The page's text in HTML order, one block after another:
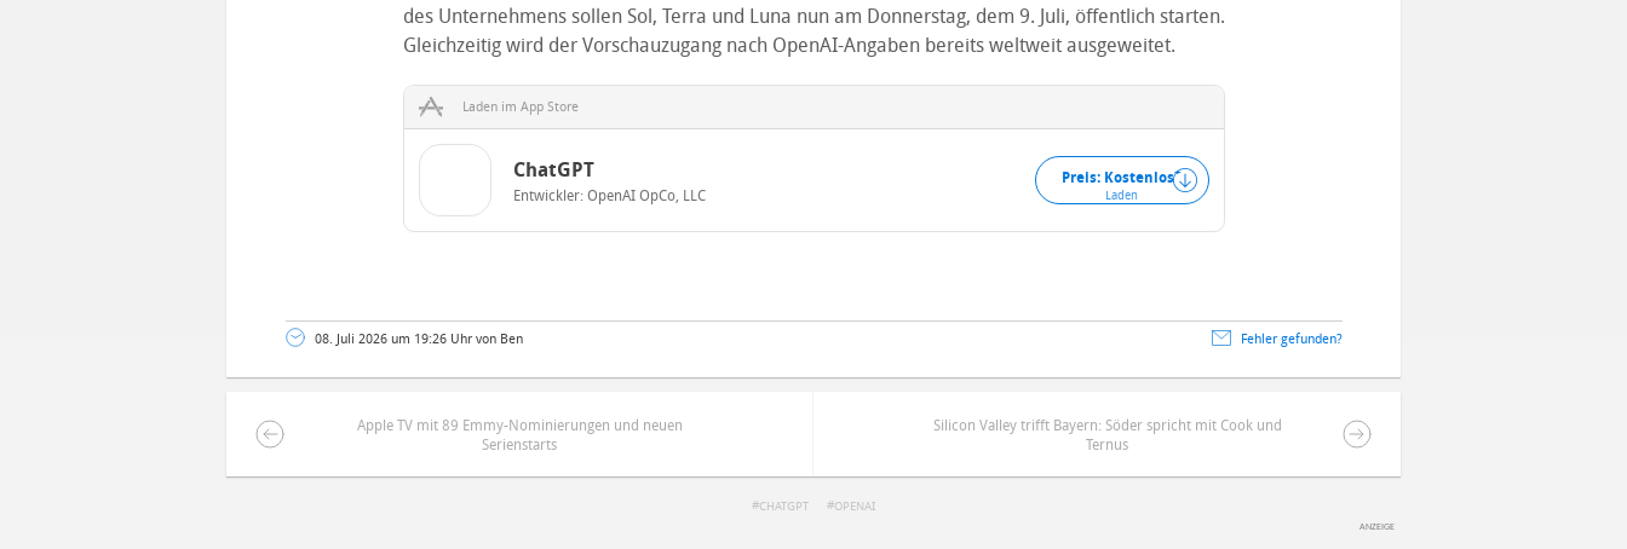
des Unternehmens sollen Sol, Terra und Luna nun am Donnerstag, dem 9. Juli, öffentlich starten.
Gleichzeitig wird der Vorschauzugang nach OpenAI-Angaben bereits weltweit ausgeweitet.
Laden im App Store
ChatGPT
Entwickler: OpenAI OpCo, LLC
Preis: Kostenlos+
Laden
08. Juli 2026 um 19:26 Uhr von Ben Fehler gefunden?
Apple TV mit 89 Emmy-Nominierungen und neuen
Serienstarts
Silicon Valley trifft Bayern: Söder spricht mit Cook und
Ternus
CHATGPT OPENAI